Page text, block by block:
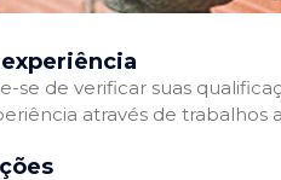
de verificar suas
através de trabalhos